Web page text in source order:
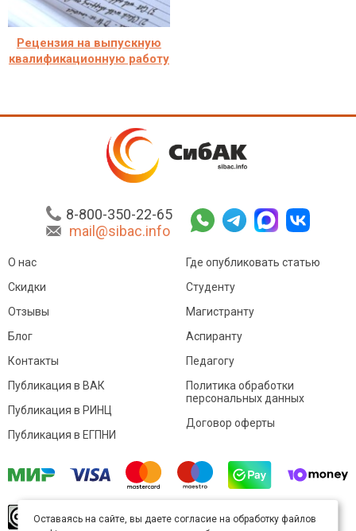
Рецензия на выпускную
квалификационную работу
8-800-350-22-65
mail@sibac.info
О нас
Скидки
Отзывы
Блог
Контакты
Где опубликовать статью
Студенту
Магистранту
Аспиранту
Педагогу
Публикация в ВАК
Публикация в РИНЦ
Публикация в ЕГПНИ
Политика обработки
персональных данных
Договор оферты
произведение доступно полицензии Creative
Оставаясь на сайте, вы даете согласие на обработку файлов